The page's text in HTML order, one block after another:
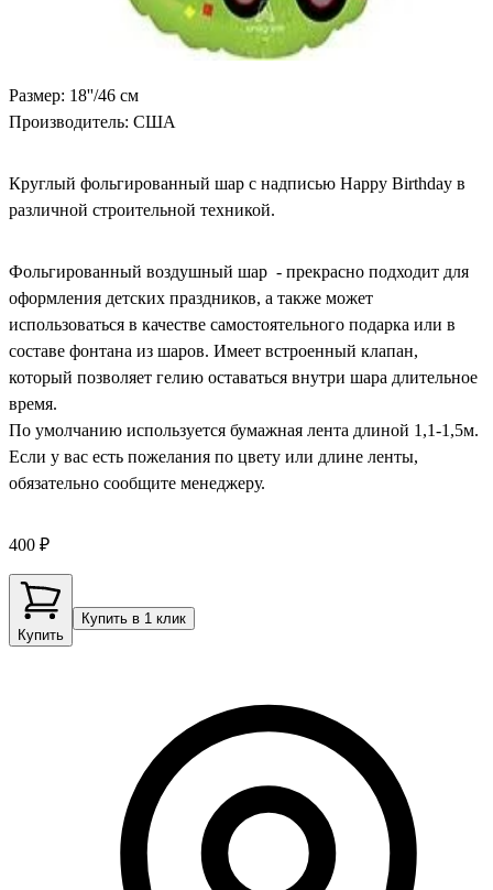
Размер: 18''/46 см
Производитель: США
Круглый фольгированный шар с надписью Happy Birthday в
различной строительной техникой.
Фольгированный воздушный шар - прекрасно подходит для
оформления детских праздников, а также может
использоваться в качестве самостоятельного подарка или в
составе фонтана из шаров. Имеет встроенный клапан,
который позволяет гелию оставаться внутри шара длительное
время.
По умолчанию используется бумажная лента длиной 1,1-1,5м.
Если у вас есть пожелания по цвету или длине ленты,
обязательно сообщите менеджеру.
400 ₽
Купить
Купить в 1 клик